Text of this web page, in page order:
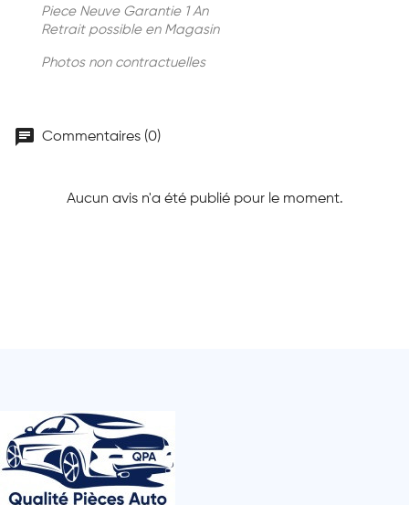
Piece Neuve Garantie 1 An
Retrait possible en Magasin
Photos non contractuelles
chat Commentaires (0)
Aucun avis n'a été publié pour le moment.